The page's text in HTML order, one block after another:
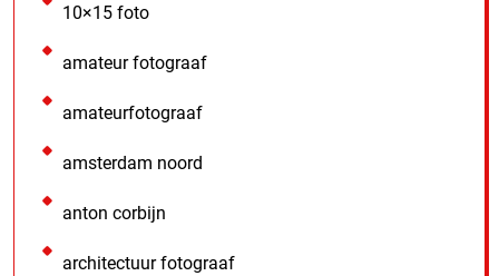
10×15 foto
amateur fotograaf
amateurfotograaf
amsterdam noord
anton corbijn
architectuur fotograaf